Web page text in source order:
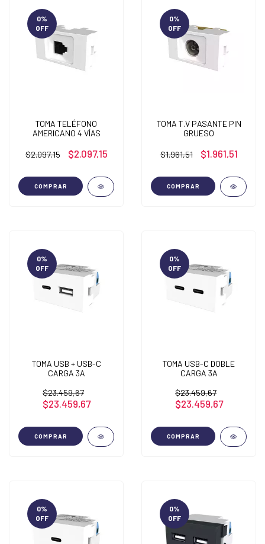
0%
OFF
TOMA TELÉFONO
AMERICANO 4 VÍAS
$2.097,15 $2.097,15
COMPRAR
0%
OFF
TOMA T.V PASANTE PIN
GRUESO
$1.961,51 $1.961,51
COMPRAR
0%
OFF
TOMA USB + USB-C
CARGA 3A
$23.459,67
$23.459,67
COMPRAR
0%
OFF
TOMA USB-C DOBLE
CARGA 3A
$23.459,67
$23.459,67
COMPRAR
0%
OFF
0%
OFF